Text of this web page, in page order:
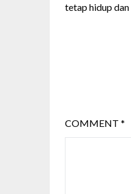
tetap hidup
COMMENT *